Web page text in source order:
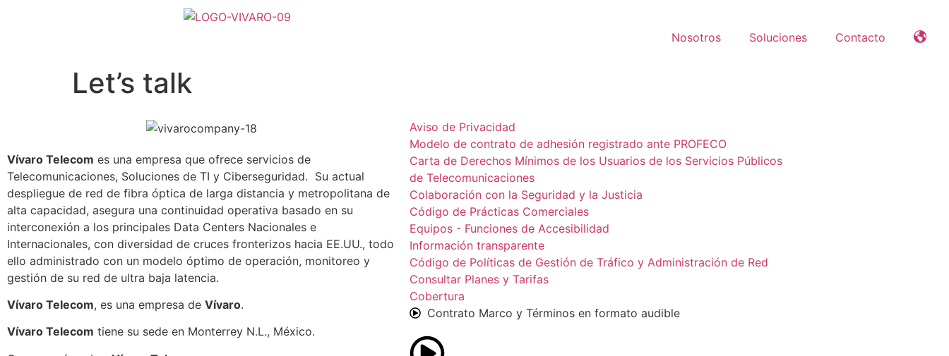
Nosotros Soluciones Contacto
Let’s talk
Vívaro Telecom es una empresa que ofrece servicios de
Telecomunicaciones, Soluciones de TI y Ciberseguridad. Su actual
despliegue de red de fibra óptica de larga distancia y metropolitana de
alta capacidad, asegura una continuidad operativa basado en su
interconexión a los principales Data Centers Nacionales e
Internacionales, con diversidad de cruces fronterizos hacia EE.UU., todo
ello administrado con un modelo óptimo de operación, monitoreo y
gestión de su red de ultra baja latencia.
Vívaro Telecom, es una empresa de Vívaro.
Vívaro Telecom tiene su sede en Monterrey N.L., México.
Aviso de Privacidad
Modelo de contrato de adhesión registrado ante PROFECO
Carta de Derechos Mínimos de los Usuarios de los Servicios Públicos
de Telecomunicaciones
Colaboración con la Seguridad y la Justicia
Código de Prácticas Comerciales
Equipos - Funciones de Accesibilidad
Información transparente
Código de Políticas de Gestión de Tráfico y Administración de Red
Consultar Planes y Tarifas
Cobertura
Contrato Marco y Términos en formato audible